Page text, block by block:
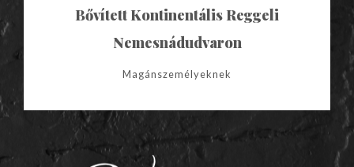
Bővített Kontinentális Reggeli
Nemesnádudvaron
Magánszemélyeknek